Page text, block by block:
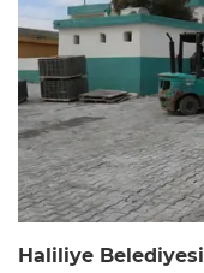
Haliliye Belediyesi